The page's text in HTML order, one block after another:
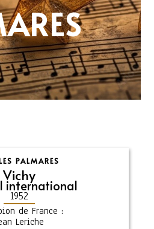
PALMARES
Vichy
international
1952
de France :
Leriche